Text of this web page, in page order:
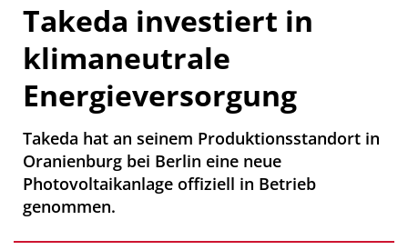
Takeda investiert in
klimaneutrale
Energieversorgung
Takeda hat an seinem Produktionsstandort in
Oranienburg bei Berlin eine neue
Photovoltaikanlage offiziell in Betrieb
genommen.